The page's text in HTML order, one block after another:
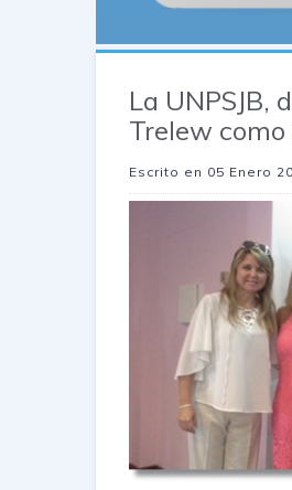
La UNPSJB,
Trelew
Escrito en 05 Enero